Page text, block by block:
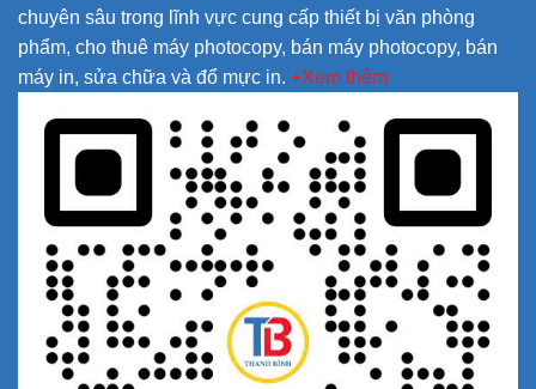
chuyên sâu trong lĩnh vực cung cấp thiết bị văn phòng
phẩm, cho thuê máy photocopy, bán máy photocopy, bán
máy in, sửa chữa và đổ mực in. +Xem thêm